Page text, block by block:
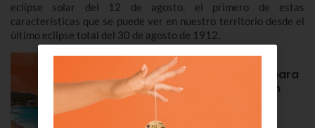
eclipse solar del 12 de agosto, el primero de estas
características que se puede ver en nuestro territorio desde el
último eclipse total del 30 de agosto de 1912.
Euskaltel realiza cerca de un
centenar de intervenciones para
garantizar la conectividad en
verano
NOTAS DE PRENSA